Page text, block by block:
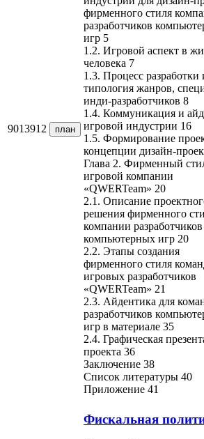
9013912 план
фирменного стиля
разработчиков
игр 5
1.2. Игровой аспект в
человека 7
1.3. Процесс разработки
типология жанров,
инди-разработчиков 8
1.4. Коммуникация и
игровой индустрии 16
1.5. Формирование
концепции дизайн-
Глава 2. Фирменный
игровой компании
«QWERTeam» 20
2.1. Описание
решения фирменного
компании разработчиков
компьютерных игр 20
2.2. Этапы создания
фирменного стиля
игровых разработчиков
«QWERTeam» 21
2.3. Айдентика для
разработчиков
игр в материале 35
2.4. Графическая
проекта 36
Заключение 38
Список литературы 40
Приложение 41
Фискальная